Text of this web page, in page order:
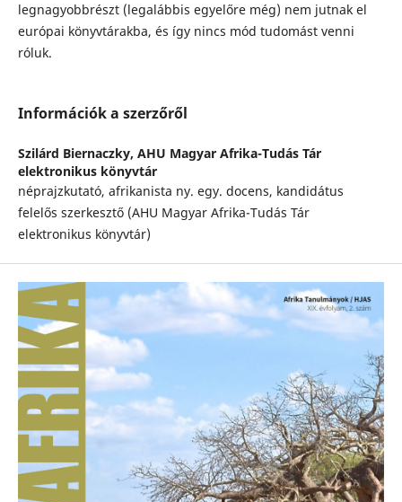
legnagyobbrészt (legalábbis egyelőre még) nem jutnak el
európai könyvtárakba, és így nincs mód tudomást venni
róluk.
Információk a szerzőről
Szilárd Biernaczky, AHU Magyar Afrika-Tudás Tár
elektronikus könyvtár
néprajzkutató, afrikanista ny. egy. docens, kandidátus
felelős szerkesztő (AHU Magyar Afrika-Tudás Tár
elektronikus könyvtár)